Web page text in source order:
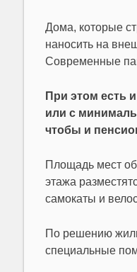
Дома, которые
наносить на
Современные
При этом есть
или с
чтобы и
Площадь мест
этажа
самокаты и
По решению
специальные